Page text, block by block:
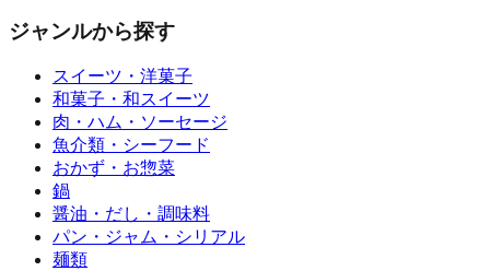
ジャンルから探す
スイーツ・洋菓子
和菓子・和スイーツ
肉・ハム・ソーセージ
魚介類・シーフード
おかず・お惣菜
鍋
醤油・だし・調味料
パン・ジャム・シリアル
麺類